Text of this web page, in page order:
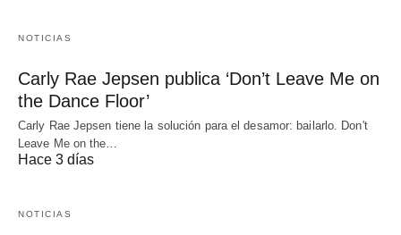
NOTICIAS
Carly Rae Jepsen publica ‘Don’t Leave Me on
the Dance Floor’
Carly Rae Jepsen tiene la solución para el desamor: bailarlo. Don't
Leave Me on the…
Hace 3 días
NOTICIAS